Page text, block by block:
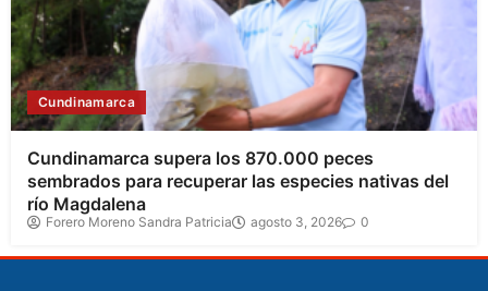
Cundinamarca
Cundinamarca supera los 870.000 peces
sembrados para recuperar las especies nativas del
río Magdalena
Forero Moreno Sandra Patricia agosto 3, 2026 0